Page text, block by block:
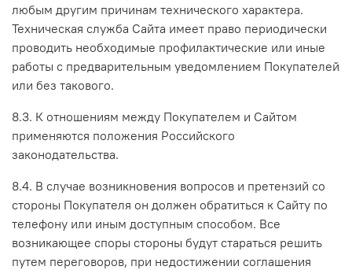
любым другим причинам технического характера.
Техническая служба Сайта имеет право периодически
проводить необходимые профилактические или иные
работы с предварительным уведомлением Покупателей
или без такового.
8.3. К отношениям между Покупателем и Сайтом
применяются положения Российского
законодательства.
8.4. В случае возникновения вопросов и претензий со
стороны Покупателя он должен обратиться к Сайту по
телефону или иным доступным способом. Все
возникающее споры стороны будут стараться решить
путем переговоров, при недостижении соглашения